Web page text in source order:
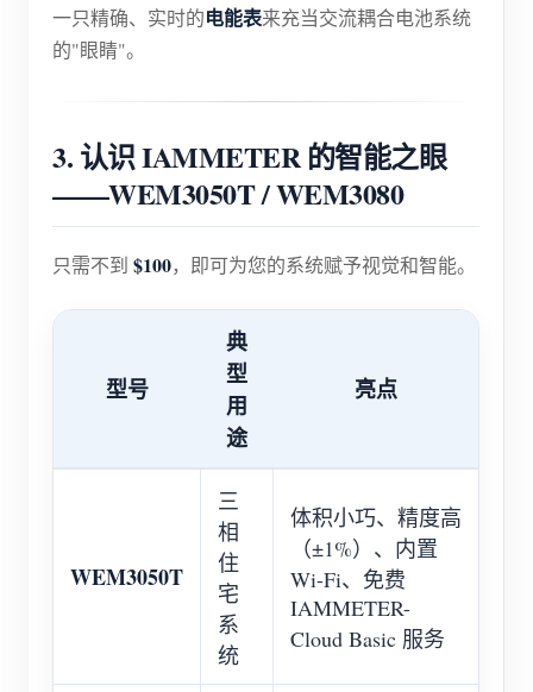
一只精确、实时的电能表来充当交流耦合电池系统
的"眼睛"。
3. 认识 IAMMETER 的智能之眼
——WEM3050T / WEM3080
只需不到 $100，即可为您的系统赋予视觉和智能。
型号
典
型
用
途
亮点
WEM3050T
三
相
住
宅
系
统
体积小巧、精度高
（±1%）、内置
Wi-Fi、免费
IAMMETER-
Cloud Basic 服务